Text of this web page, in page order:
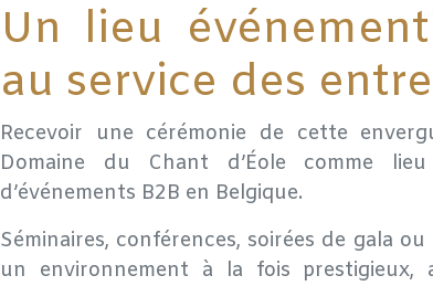
Un lieu
au service des
Recevoir une cérémonie de cette
Domaine du Chant d’Éole comme
d’événements B2B en Belgique.
Séminaires, conférences, soirées de gala
un environnement à la fois prestigieux,